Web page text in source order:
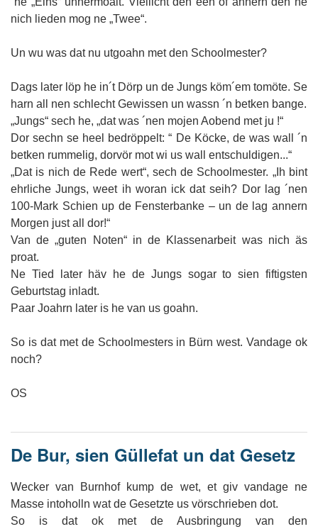
nich lieden mog ne „Twee“.
Un wu was dat nu utgoahn met den Schoolmester?
Dags later löp he in´t Dörp un de Jungs köm´em tomöte. Se
harn all nen schlecht Gewissen un wassn ´n betken bange.
„Jungs“ sech he, „dat was ´nen mojen Aobend met ju !“
Dor sechn se heel bedröppelt: “ De Köcke, de was wall ´n
betken rummelig, dorvör mot wi us wall entschuldigen...“
„Dat is nich de Rede wert“, sech de Schoolmester. „Ih bint
ehrliche Jungs, weet ih woran ick dat seih? Dor lag ´nen
100-Mark Schien up de Fensterbanke – un de lag annern
Morgen just all dor!“
Van de „guten Noten“ in de Klassenarbeit was nich äs
proat.
Ne Tied later häv he de Jungs sogar to sien fiftigsten
Geburtstag inladt.
Paar Joahrn later is he van us goahn.
So is dat met de Schoolmesters in Bürn west. Vandage ok
noch?
OS
De Bur, sien Güllefat un dat Gesetz
Wecker van Burnhof kump de wet, et giv vandage ne
Masse intoholln wat de Gesetzte us vörschrieben dot.
So is dat ok met de Ausbringung van den